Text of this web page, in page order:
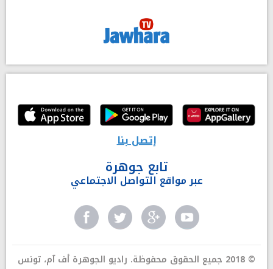
إتصل بنا
تابع جوهرة
عبر مواقع التواصل الاجتماعي
© 2018 جميع الحقوق محفوظة. راديو الجوهرة أف آم، تونس